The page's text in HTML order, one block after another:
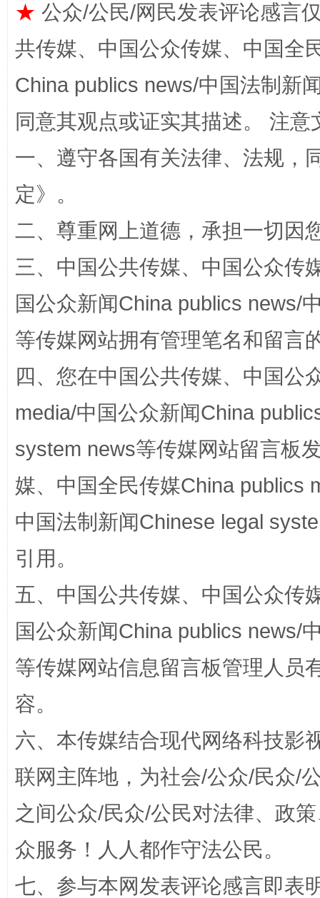
揭批美国五大"原罪" "炒
招工难、用工荒背后
★ 公众/公民/网民发表评论感言
共传媒、中国公众传媒、中国全
China publics news/中国法制新
同意其观点或证实其描述。 注
一、遵守各国有关法律、法规，
定》。
二、尊重网上道德，承担一切因
三、中国公共传媒、中国公众传
国公众新闻China publics news/
等传媒网站拥有管理笔名和留言
四、您在中国公共传媒、中国公
media/中国公众新闻China
system news等传媒网站留言板
媒、中国全民传媒China publics
中国法制新闻Chinese legal
引用。
五、中国公共传媒、中国公众传
国公众新闻China publics news/
等传媒网站信息留言板管理人员
容。
六、本传媒结合现代网络科技影
联网主阵地，为社会/公众/民众/
之间公众/民众/公民对法律、政
众服务！人人都作守法公民。
七、参与本网发表评论感言即表